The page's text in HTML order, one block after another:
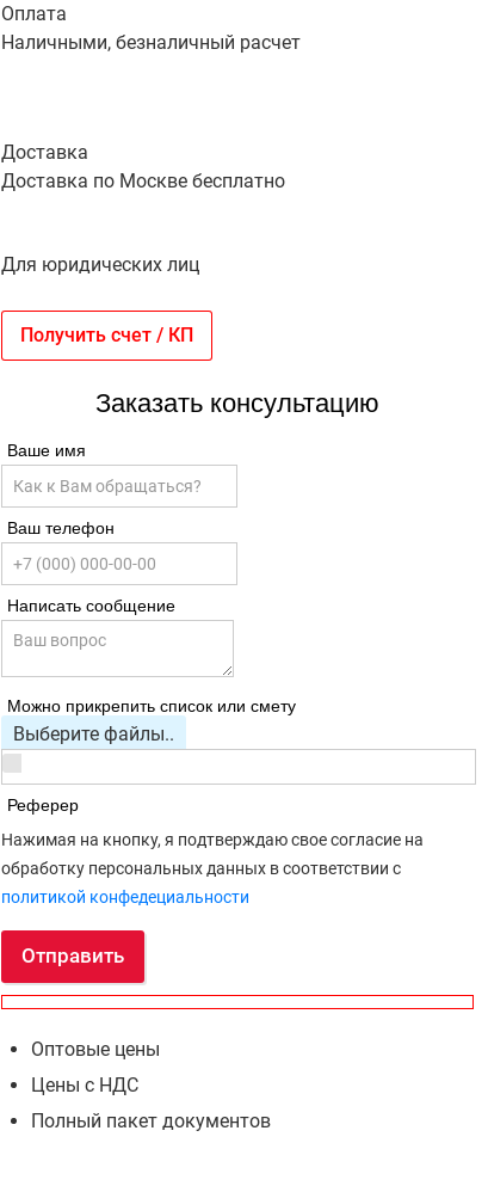
Оплата
Наличными, безналичный расчет
Доставка
Доставка по Москве бесплатно
Для юридических лиц
Получить счет / КП
Заказать консультацию
Ваше имя
Ваш телефон
Написать сообщение
Можно прикрепить список или смету
Выберите файлы..
Реферер
Нажимая на кнопку, я подтверждаю свое согласие на
обработку персональных данных в соответствии с
политикой конфедециальности
Отправить
Оптовые цены
Цены с НДС
Полный пакет документов